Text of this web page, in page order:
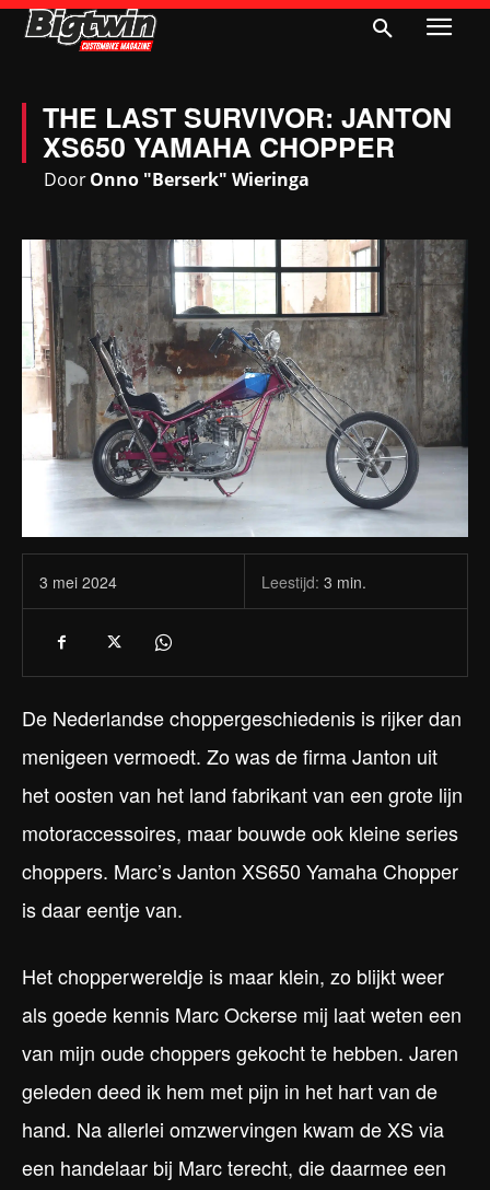
THE LAST SURVIVOR: JANTON
XS650 YAMAHA CHOPPER
DoorOnno "Berserk" Wieringa
3 mei 2024 Leestijd: 3 min.
De Nederlandse choppergeschiedenis is rijker dan
menigeen vermoedt. Zo was de firma Janton uit
het oosten van het land fabrikant van een grote lijn
motoraccessoires, maar bouwde ook kleine series
choppers. Marc’s Janton XS650 Yamaha Chopper
is daar eentje van.
Het chopperwereldje is maar klein, zo blijkt weer
als goede kennis Marc Ockerse mij laat weten een
van mijn oude choppers gekocht te hebben. Jaren
geleden deed ik hem met pijn in het hart van de
hand. Na allerlei omzwervingen kwam de XS via
een handelaar bij Marc terecht, die daarmee een